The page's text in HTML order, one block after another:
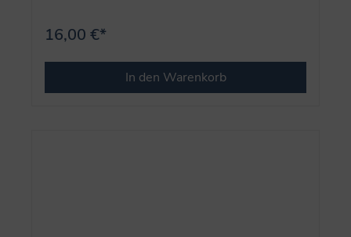
16,00 €*
In den Warenkorb